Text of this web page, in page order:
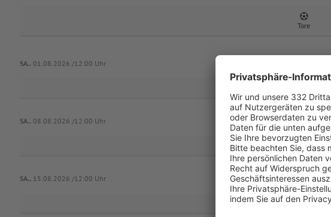
Tore
SA.. 01.08.2026 /12:00 Uhr
SA.. 08.08.2026 /12:00 Uhr SV Rödinghausen
SA.. 15.08.2026 /12:00 Uhr SV Rödinghausen
-